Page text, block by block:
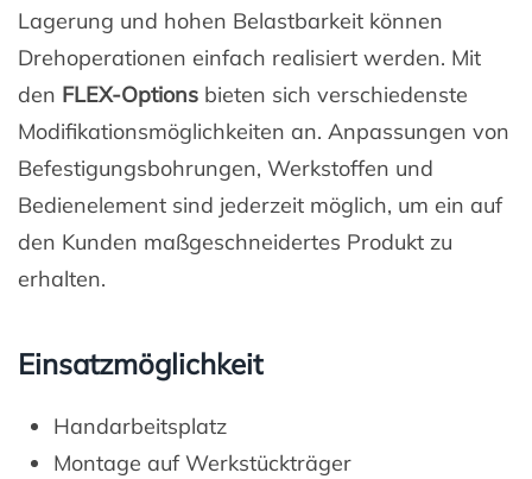
Lagerung und hohen Belastbarkeit können
Drehoperationen einfach realisiert werden. Mit
den FLEX-Options bieten sich verschiedenste
Modifikationsmöglichkeiten an. Anpassungen von
Befestigungsbohrungen, Werkstoffen und
Bedienelement sind jederzeit möglich, um ein auf
den Kunden maßgeschneidertes Produkt zu
erhalten.
Einsatzmöglichkeit
Handarbeitsplatz
Montage auf Werkstückträger